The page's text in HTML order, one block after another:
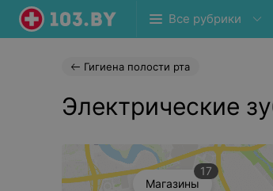
Все рубрики
Гигиена полости рта
Электрические
Магазины
17